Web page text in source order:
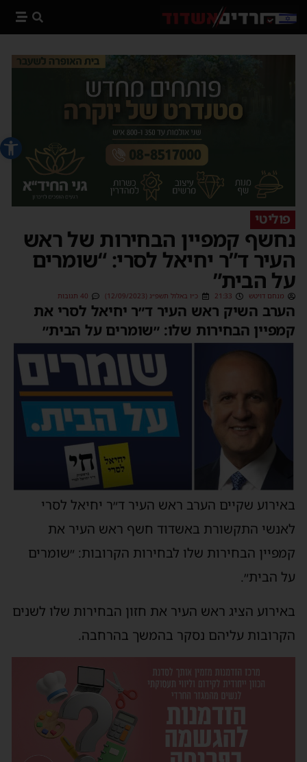
פתח
פוליטי
נחשף קמפיין הבחירות של ראש
העיר ד”ר יחיאל לסרי: “שומרים
על הבית”
מנחם דויטש 21:33 כ״ו באלול תשפ״ג (12/09/2023) 40 תגובות
הערב השיק ראש העיר ד״ר יחיאל לסרי את
קמפיין הבחירות שלו: ״שומרים על הבית״
באירוע שקיים הערב ראש העיר ד״ר יחיאל לסרי
לאנשי התקשורת באשדוד חשף ראש העיר את
קמפיין הבחירות שלו לבחירות הקרובות: ״שומרים
על הבית״.
באירוע הציג ראש העיר את חזון הבחירות שלו לשנים
הקרובות עליהם נסקר בהמשך בהרחבה.